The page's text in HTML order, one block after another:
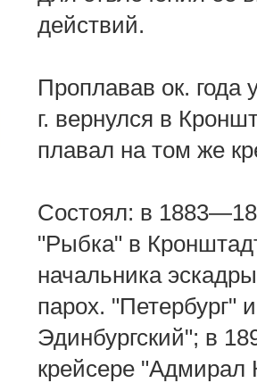
действий.
Проплавав ок. года
г. вернулся в
плавал на том же
Состоял: в
"Рыбка" в
начальника
парох. "Петербург"
Эдинбургский"; в
крейсере "Адмирал